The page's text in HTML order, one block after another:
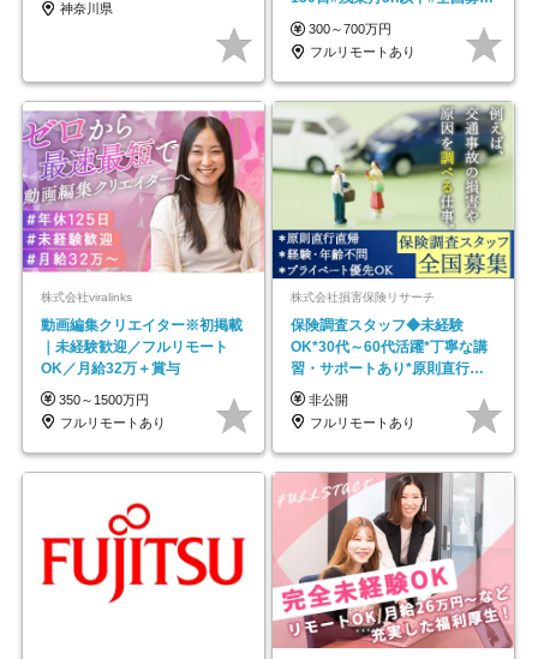
神奈川県
#最大1年の研修
300～700万円
フルリモートあり
株式会社viralinks
動画編集クリエイター※初掲載
｜未経験歓迎／フルリモート
OK／月給32万＋賞与
350～1500万円
フルリモートあり
株式会社損害保険リサーチ
保険調査スタッフ◆未経験
OK*30代～60代活躍*丁寧な講
習・サポートあり*原則直行直
帰／全国募集・業務委託
非公開
フルリモートあり